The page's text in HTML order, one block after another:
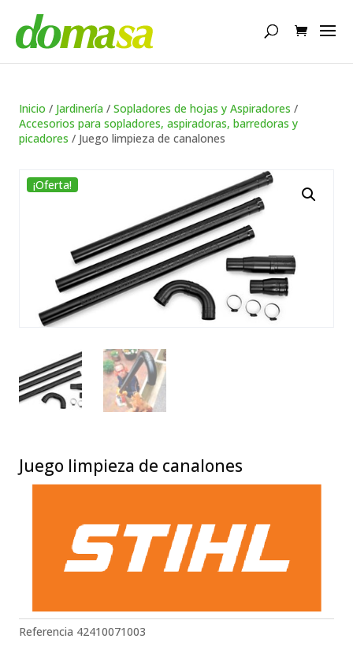
productos
Inicio / Jardinería / Sopladores de hojas y Aspiradores /
Accesorios para sopladores, aspiradoras, barredoras y
picadores / Juego limpieza de canalones
¡Oferta!
Juego limpieza de canalones
Referencia 42410071003